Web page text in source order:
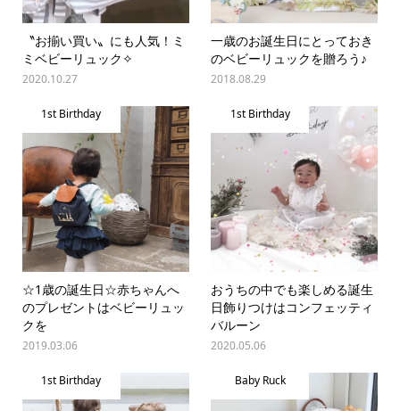
〝お揃い買い〟にも人気！ミ
ミベビーリュック✧
2020.10.27
一歳のお誕生日にとっておき
のベビーリュックを贈ろう♪
2018.08.29
1st Birthday
☆1歳の誕生日☆赤ちゃんへ
のプレゼントはベビーリュッ
クを
2019.03.06
1st Birthday
おうちの中でも楽しめる誕生
日飾りつけはコンフェッティ
バルーン
2020.05.06
1st Birthday Baby Ruck